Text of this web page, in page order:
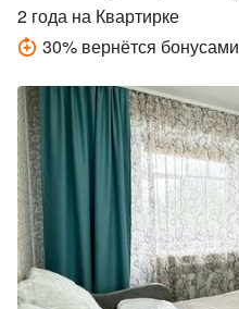
2 года на Квартирке
30% вернётся бонусами